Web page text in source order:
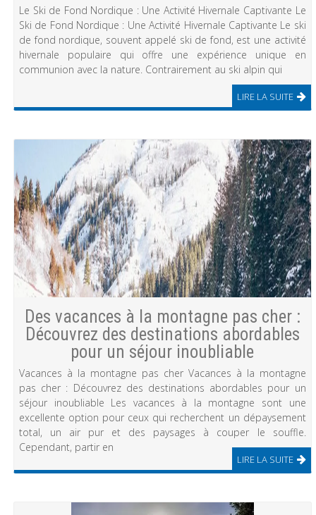
Le Ski de Fond Nordique : Une Activité Hivernale Captivante Le
Ski de Fond Nordique : Une Activité Hivernale Captivante Le ski
de fond nordique, souvent appelé ski de fond, est une activité
hivernale populaire qui offre une expérience unique en
communion avec la nature. Contrairement au ski alpin qui
LIRE LA SUITE
Des vacances à la montagne pas cher :
Découvrez des destinations abordables
pour un séjour inoubliable
Vacances à la montagne pas cher Vacances à la montagne
pas cher : Découvrez des destinations abordables pour un
séjour inoubliable Les vacances à la montagne sont une
excellente option pour ceux qui recherchent un dépaysement
total, un air pur et des paysages à couper le souffle.
Cependant, partir en
LIRE LA SUITE